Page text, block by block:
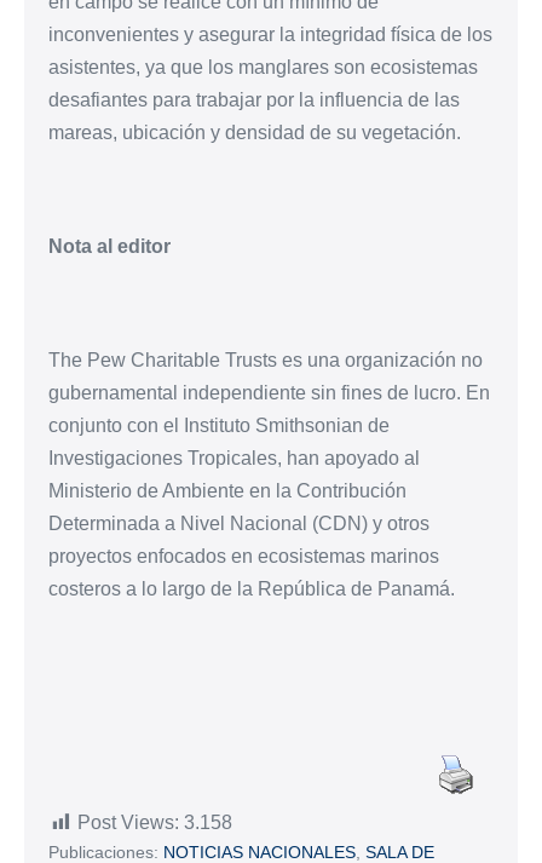
inconvenientes y asegurar la integridad física de los
asistentes, ya que los manglares son ecosistemas
desafiantes para trabajar por la influencia de las
mareas, ubicación y densidad de su vegetación.
Nota al editor
The Pew Charitable Trusts es una organización no
gubernamental independiente sin fines de lucro. En
conjunto con el Instituto Smithsonian de
Investigaciones Tropicales, han apoyado al
Ministerio de Ambiente en la Contribución
Determinada a Nivel Nacional (CDN) y otros
proyectos enfocados en ecosistemas marinos
costeros a lo largo de la República de Panamá.
Post Views: 3.158
Publicaciones: NOTICIAS NACIONALES SALA DE